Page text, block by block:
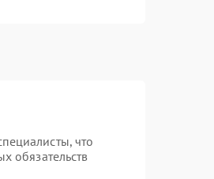
что
обязательств